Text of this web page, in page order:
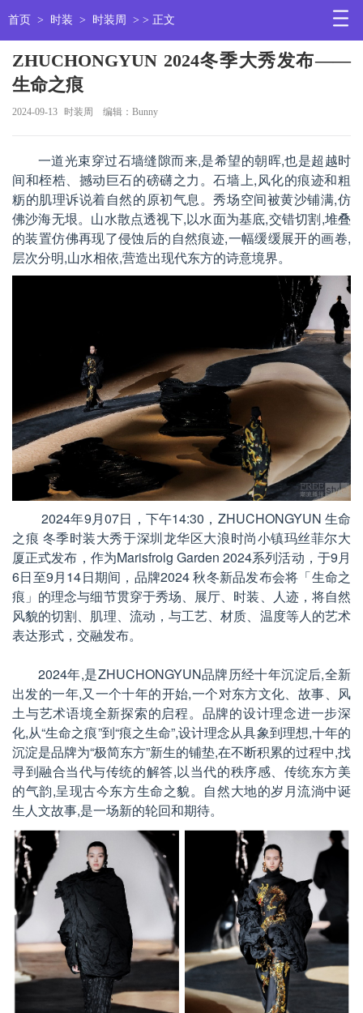
首页 > 时装 > 时装周 > > 正文
ZHUCHONGYUN 2024冬季大秀发布——
生命之痕
2024-09-13 时装周 编辑：Bunny
一道光束穿过石墙缝隙而来,是希望的朝晖,也是超越时
间和桎梏、撼动巨石的磅礴之力。石墙上,风化的痕迹和粗
粝的肌理诉说着自然的原初气息。秀场空间被黄沙铺满,仿
佛沙海无垠。山水散点透视下,以水面为基底,交错切割,堆叠
的装置仿佛再现了侵蚀后的自然痕迹,一幅缓缓展开的画卷,
层次分明,山水相依,营造出现代东方的诗意境界。
2024年9月07日，下午14:30，ZHUCHONGYUN 生命
之痕 冬季时装大秀于深圳龙华区大浪时尚小镇玛丝菲尔大
厦正式发布，作为Marisfrolg Garden 2024系列活动，于9月
6日至9月14日期间，品牌2024 秋冬新品发布会将「生命之
痕」的理念与细节贯穿于秀场、展厅、时装、人迹，将自然
风貌的切割、肌理、流动，与工艺、材质、温度等人的艺术
表达形式，交融发布。
2024年,是ZHUCHONGYUN品牌历经十年沉淀后,全新
出发的一年,又一个十年的开始,一个对东方文化、故事、风
土与艺术语境全新探索的启程。品牌的设计理念进一步深
化,从“生命之痕”到“痕之生命”,设计理念从具象到理想,十年的
沉淀是品牌为“极简东方”新生的铺垫,在不断积累的过程中,找
寻到融合当代与传统的解答,以当代的秩序感、传统东方美
的气韵,呈现古今东方生命之貌。自然大地的岁月流淌中诞
生人文故事,是一场新的轮回和期待。